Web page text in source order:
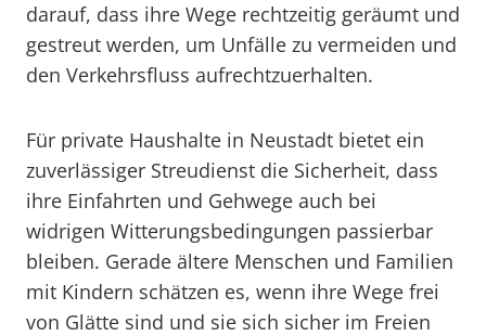
darauf, dass ihre Wege rechtzeitig geräumt und
gestreut werden, um Unfälle zu vermeiden und
den Verkehrsfluss aufrechtzuerhalten.
Für private Haushalte in Neustadt bietet ein
zuverlässiger Streudienst die Sicherheit, dass
ihre Einfahrten und Gehwege auch bei
widrigen Witterungsbedingungen passierbar
bleiben. Gerade ältere Menschen und Familien
mit Kindern schätzen es, wenn ihre Wege frei
von Glätte sind und sie sich sicher im Freien